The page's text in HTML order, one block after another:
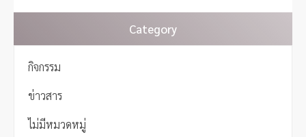
i
g
t
Category
กิจกรรม
ข่าวสาร
ไม่มีหมวดหมู่